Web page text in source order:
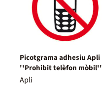
Picotgrama adhesiu Apli
''Prohibit telèfon mòbil''
Apli